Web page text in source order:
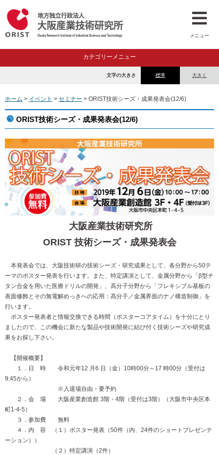
メニュー
カテゴリーメニュー
標準 大きく
文字の大きさ
ホーム > イベント > セミナー > ORIST技術シーズ・成果発表会(12/6)
ORIST技術シーズ・成果発表会(12/6)
大阪産業技術研究所
ORIST 技術シーズ・成果発表会
本発表会では、大阪技術研の技術シーズ・研究成果として、各分野から50テ
ーマのポスター発表を行います。また、特定講演として、金属分野から「β型チ
タン合金を用いた医療ドリルの開発」、高分子分野から「フレキシブル基板の
表面修飾とその無電解めっきへの応用：高分子／金属界面のナノ構造制御」を
行います。
ポスター発表者と情報交換できる時間（ポスターコアタイム）を十分にとり
ましたので、この機会に新たな製品や技術開発に結び付く技術シーズや研究成
果をお探し下さい。
【開催概要】
１．日 時 令和元年12 月6 日（金）10時00分～17 時00分（受付は
9:45から）
※入退場自由・要予約
２．会 場 大阪産業創造館 3階・4階（受付は3階）（大阪市中央区本
町1-4-5）
３．参加費 無料
４．内 容 （１）ポスター発表（50件（内、24件のショートプレゼンテ
ーション））
（２）特定講演（2件）